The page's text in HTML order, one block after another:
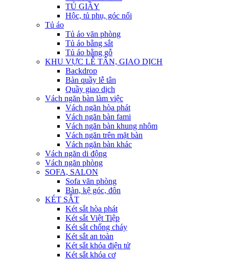
TỦ GIẦY
Hộc, tủ phụ, góc nối
Tủ áo
Tủ áo văn phòng
Tủ áo bằng sắt
Tủ áo bằng gỗ
KHU VỰC LỄ TÂN, GIAO DỊCH
Backdrop
Bàn quầy lễ tân
Quầy giao dịch
Vách ngăn bàn làm việc
Vách ngăn hòa phát
Vách ngăn bàn fami
Vách ngăn bàn khung nhôm
Vách ngăn trên mặt bàn
Vách ngăn bàn khác
Vách ngăn di động
Vách ngăn phòng
SOFA, SALON
Sofa văn phòng
Bàn, kệ góc, đôn
KÉT SẮT
Két sắt hòa phát
Két sắt Việt Tiệp
Két sắt chống cháy
Két sắt an toàn
Két sắt khóa điện tử
Két sắt khóa cơ